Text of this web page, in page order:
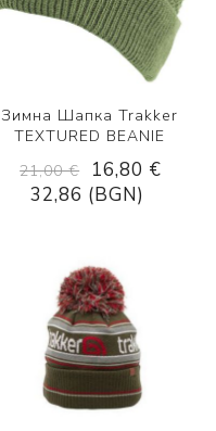
Зимна Шапка Trakker
TEXTURED BEANIE
21,00 €
16,80 €
32,86 (BGN)